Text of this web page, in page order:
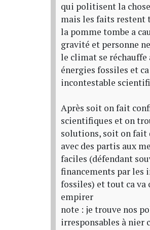
qui politisent la chose
mais les faits restent
la pomme tombe a
gravité et personne
le climat se réchauffe
énergies fossiles et
incontestable
Après soit on fait
scientifiques et on
solutions, soit on fait
avec des partis aux
faciles (défendant
financements par les
fossiles) et tout ca va
empirer
note : je trouve nos
irresponsables à nier